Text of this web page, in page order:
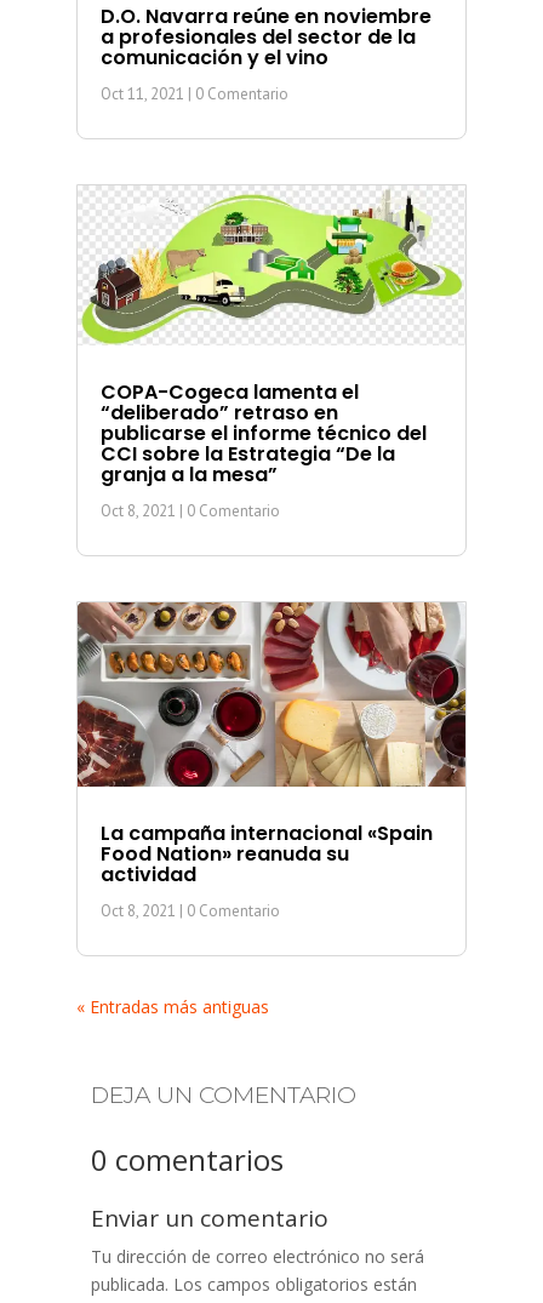
D.O. Navarra reúne en noviembre
a profesionales del sector de la
comunicación y el vino
Oct 11, 2021 | 0 Comentario
COPA-Cogeca lamenta el
“deliberado” retraso en
publicarse el informe técnico del
CCI sobre la Estrategia “De la
granja a la mesa”
Oct 8, 2021 | 0 Comentario
La campaña internacional «Spain
Food Nation» reanuda su
actividad
Oct 8, 2021 | 0 Comentario
« Entradas más antiguas
DEJA UN COMENTARIO
0 comentarios
Enviar un comentario
Tu dirección de correo electrónico no será
publicada. Los campos obligatorios están